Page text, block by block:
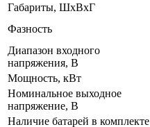
Габариты, ШхВхГ
Фазность
Диапазон входного
напряжения, В
Мощность, кВт
Номинальное выходное
напряжение, В
Наличие батарей в комплекте